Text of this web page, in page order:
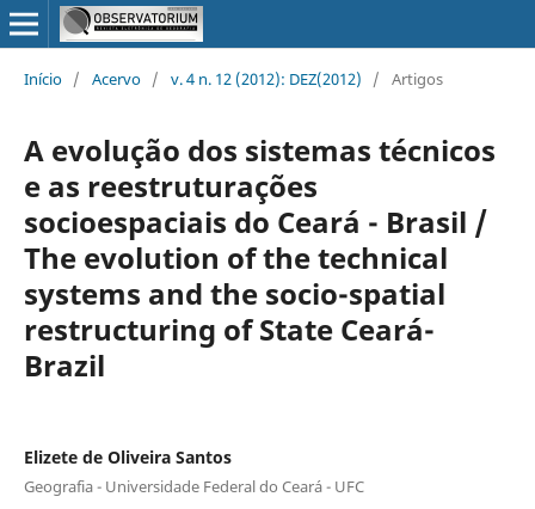
Início / Acervo / v. 4 n. 12 (2012): DEZ(2012) / Artigos
A evolução dos sistemas técnicos
e as reestruturações
socioespaciais do Ceará - Brasil /
The evolution of the technical
systems and the socio-spatial
restructuring of State Ceará-
Brazil
Elizete de Oliveira Santos
Geografia - Universidade Federal do Ceará - UFC